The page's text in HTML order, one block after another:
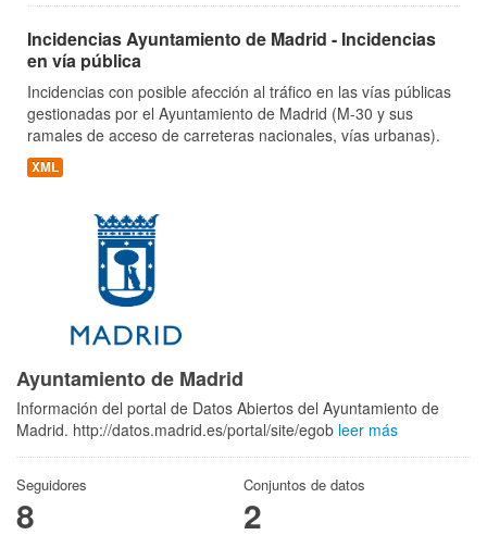
Incidencias Ayuntamiento de Madrid - Incidencias
en vía pública
Incidencias con posible afección al tráfico en las vías públicas
gestionadas por el Ayuntamiento de Madrid (M-30 y sus
ramales de acceso de carreteras nacionales, vías urbanas).
XML
Ayuntamiento de Madrid
Información del portal de Datos Abiertos del Ayuntamiento de
Madrid. http://datos.madrid.es/portal/site/egob leer más
Seguidores
8
Conjuntos de datos
2